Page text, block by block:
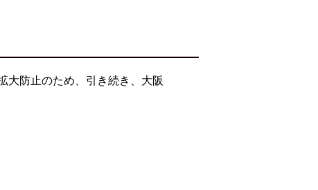
大防止のため、引き続き、大阪